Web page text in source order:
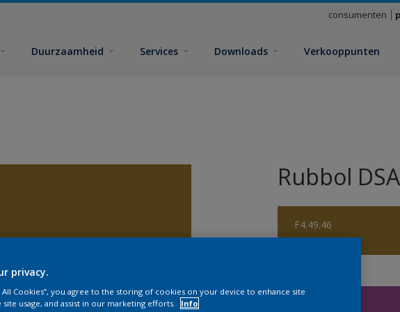
consumenten
Duurzaamheid Services Downloads Verkooppunten
Rubbol
F4.49.46
privacy.
All Cookies”, you agree to the storing of cookies on your device to enhance site
site usage, and assist in our marketing efforts.
Info